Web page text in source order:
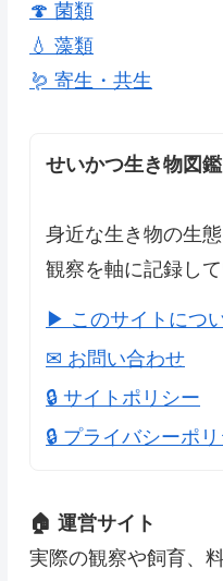
🍄 菌類
💧 藻類
🪱 寄生・共生
せいかつ生き物図鑑
身近な生き物の生態
観察を軸に記録して
▶ このサイトにつ
✉ お問い合わせ
🔒 サイトポリシー
🔒 プライバシーポ
🏠 運営サイト
実際の観察や飼育、